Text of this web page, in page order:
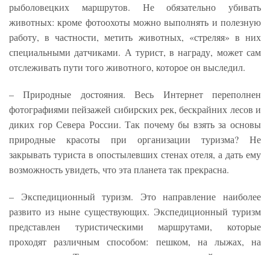
рыболовецких маршрутов. Не обязательно убивать
животных: кроме фотоохоты можно выполнять и полезную
работу, в частности, метить животных, «стреляя» в них
специальными датчиками. А турист, в награду, может сам
отслеживать пути того животного, которое он выследил.
– Природные достояния. Весь Интернет переполнен
фотографиями пейзажей сибирских рек, бескрайних лесов и
диких гор Севера России. Так почему бы взять за основы
природные красоты при организации туризма? Не
закрывать туриста в опостылевших стенах отеля, а дать ему
возможность увидеть, что эта планета так прекрасна.
– Экспедиционный туризм. Это направление наиболее
развито из ныне существующих. Экспедиционный туризм
представлен туристическими маршрутами, которые
проходят различным способом: пешком, на лыжах, на